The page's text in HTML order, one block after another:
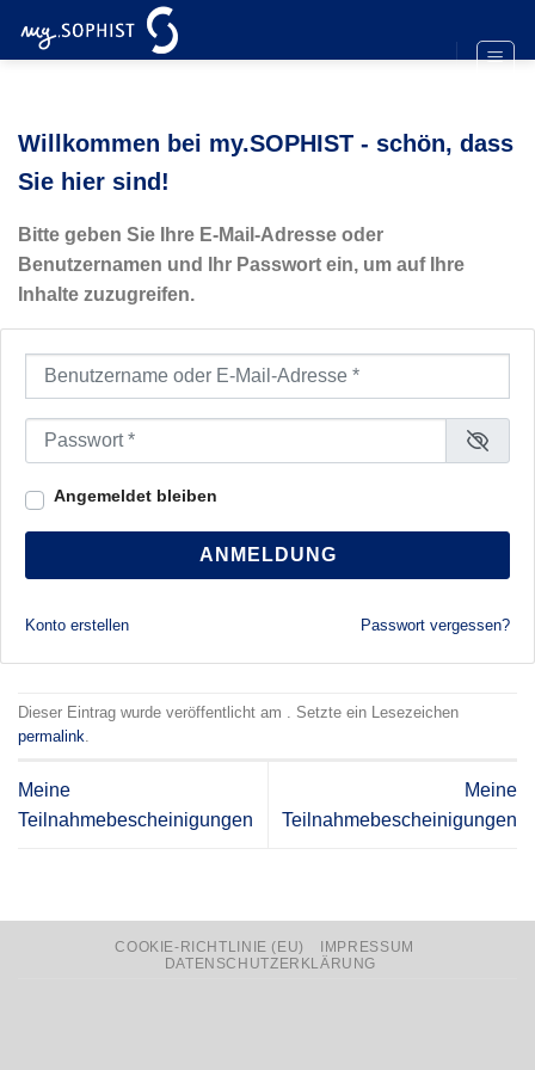
Inhalt
Willkommen bei my.SOPHIST - schön, dass
Sie hier sind!
Bitte geben Sie Ihre E-Mail-Adresse oder
Benutzernamen und Ihr Passwort ein, um auf Ihre
Inhalte zuzugreifen.
Benutzername oder E-Mail-Adresse
Passwort
Angemeldet bleiben
ANMELDUNG
Konto erstellen Passwort vergessen?
Dieser Eintrag wurde veröffentlicht am . Setzte ein Lesezeichen
permalink.
Meine
Teilnahmebescheinigungen
Meine
Teilnahmebescheinigungen
COOKIE-RICHTLINIE (EU)
IMPRESSUM
DATENSCHUTZERKLÄRUNG